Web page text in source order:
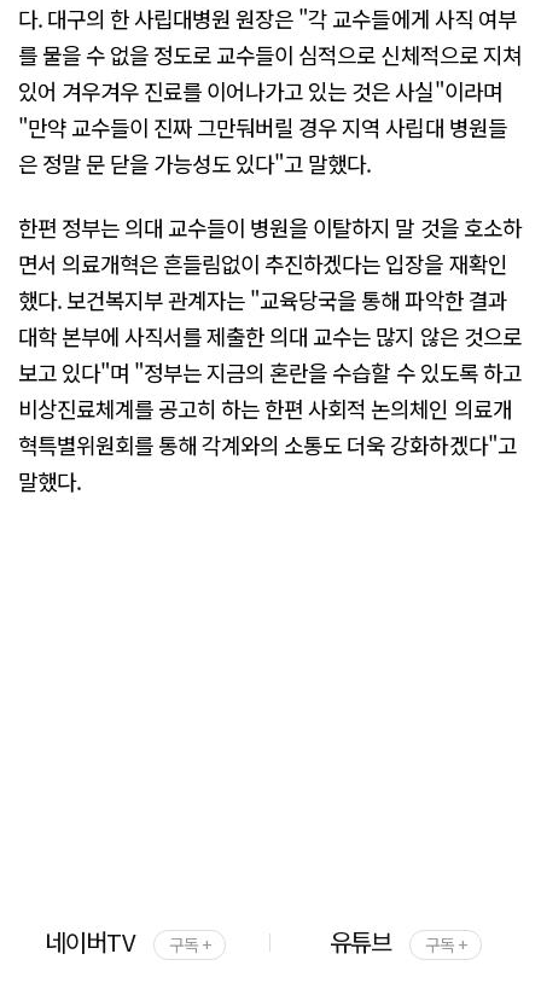
다. 대구의 한 사립대병원 원장은 "각 교수들에게 사직 여부
를 물을 수 없을 정도로 교수들이 심적으로 신체적으로 지쳐
있어 겨우겨우 진료를 이어나가고 있는 것은 사실"이라며
"만약 교수들이 진짜 그만둬버릴 경우 지역 사립대 병원들
은 정말 문 닫을 가능성도 있다"고 말했다.
한편 정부는 의대 교수들이 병원을 이탈하지 말 것을 호소하
면서 의료개혁은 흔들림없이 추진하겠다는 입장을 재확인
했다. 보건복지부 관계자는 "교육당국을 통해 파악한 결과
대학 본부에 사직서를 제출한 의대 교수는 많지 않은 것으로
보고 있다"며 "정부는 지금의 혼란을 수습할 수 있도록 하고
비상진료체계를 공고히 하는 한편 사회적 논의체인 의료개
혁특별위원회를 통해 각계와의 소통도 더욱 강화하겠다"고
말했다.
네이버TV 구독 + 유튜브 구독 +